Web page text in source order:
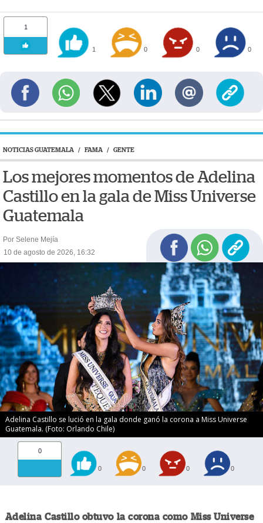
1
1 0 0 0
NOTICIAS GUATEMALA / FAMA / GENTE
Los mejores momentos de Adelina
Castillo en la gala de Miss Universe
Guatemala
Por Selene Mejía
10 de agosto de 2026, 16:32
Adelina Castillo se lució en la gala donde ganó la corona a Miss Universe
Guatemala. (Foto: Orlando Chile)
0
0 0 0 0
Adelina Castillo obtuvo la corona como Miss Universe